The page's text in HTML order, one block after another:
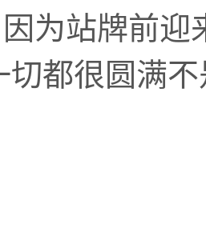
为站牌前
切都很圆满